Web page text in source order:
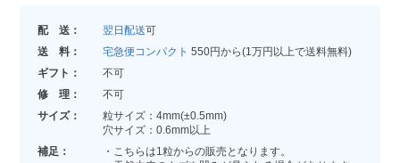
配 送： 翌日配送可
送 料：
宅急便コンパクト 550円から(1万円以上で送料無料)
ギフト：
不可
修 理：
不可
サイズ：
粒サイズ：4mm(±0.5mm)
穴サイズ：0.6mm以上
補足：
・こちらは1粒からの販売となります。